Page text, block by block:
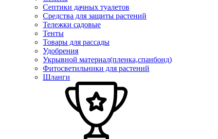
Септики дачных туалетов
Средства для защиты растений
Тележки садовые
Тенты
Товары для рассады
Удобрения
Укрывной материал(пленка,спанбонд)
Фитосветильники для растений
Шланги